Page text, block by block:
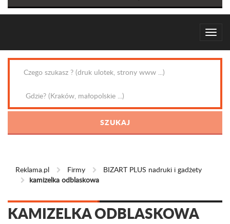
Reklama.pl Firmy
BIZART PLUS nadruki i gadżety
kamizelka odblaskowa
KAMIZELKA ODBLASKOWA